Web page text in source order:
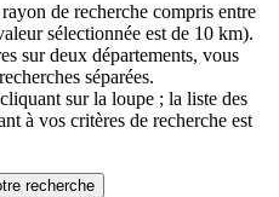
de recherche compris entre
sélectionnée est de 10 km).
sur deux départements, vous
séparées.
sur la loupe ; la liste des
à vos critères de recherche est
recherche